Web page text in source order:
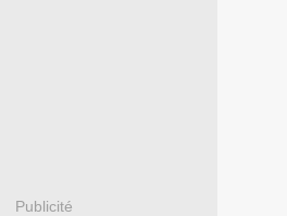
Publicité